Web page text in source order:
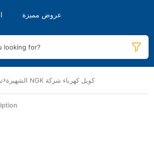
عروض مميزة
looking for?
الشهيرة NGK كويل كهرباء شركة